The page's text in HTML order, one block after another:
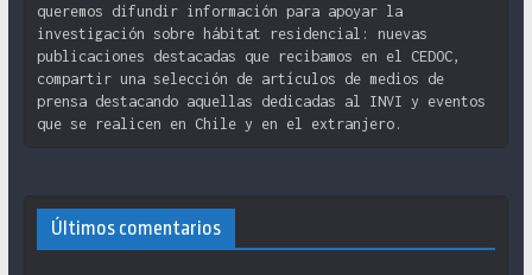
queremos difundir información para apoyar la
investigación sobre hábitat residencial: nuevas
publicaciones destacadas que recibamos en el CEDOC,
compartir una selección de artículos de medios de
prensa destacando aquellas dedicadas al INVI y eventos
que se realicen en Chile y en el extranjero.
Últimos comentarios